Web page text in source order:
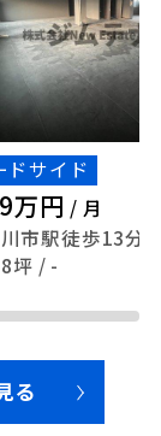
ドサイド
万円 / 月
市駅徒歩13分
坪 / -
る